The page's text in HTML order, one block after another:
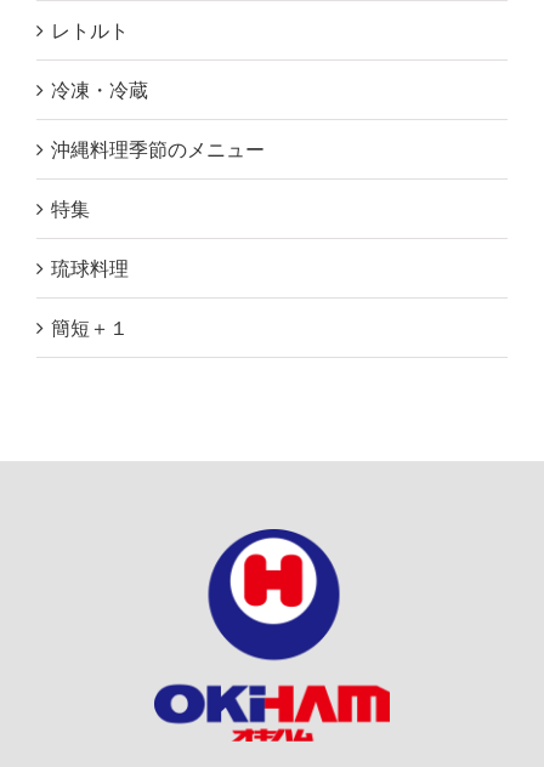
レトルト
冷凍・冷蔵
沖縄料理季節のメニュー
特集
琉球料理
簡短＋１